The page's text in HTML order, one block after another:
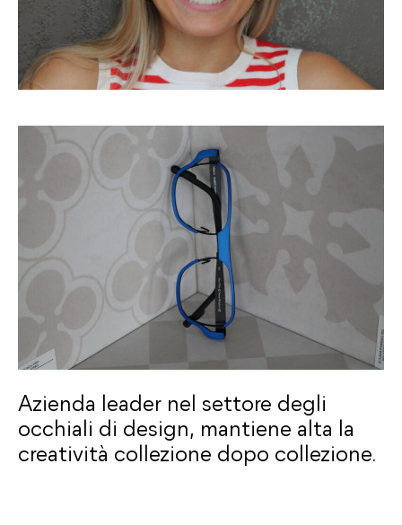
Azienda leader nel settore degli
occhiali di design, mantiene alta la
creatività collezione dopo collezione.